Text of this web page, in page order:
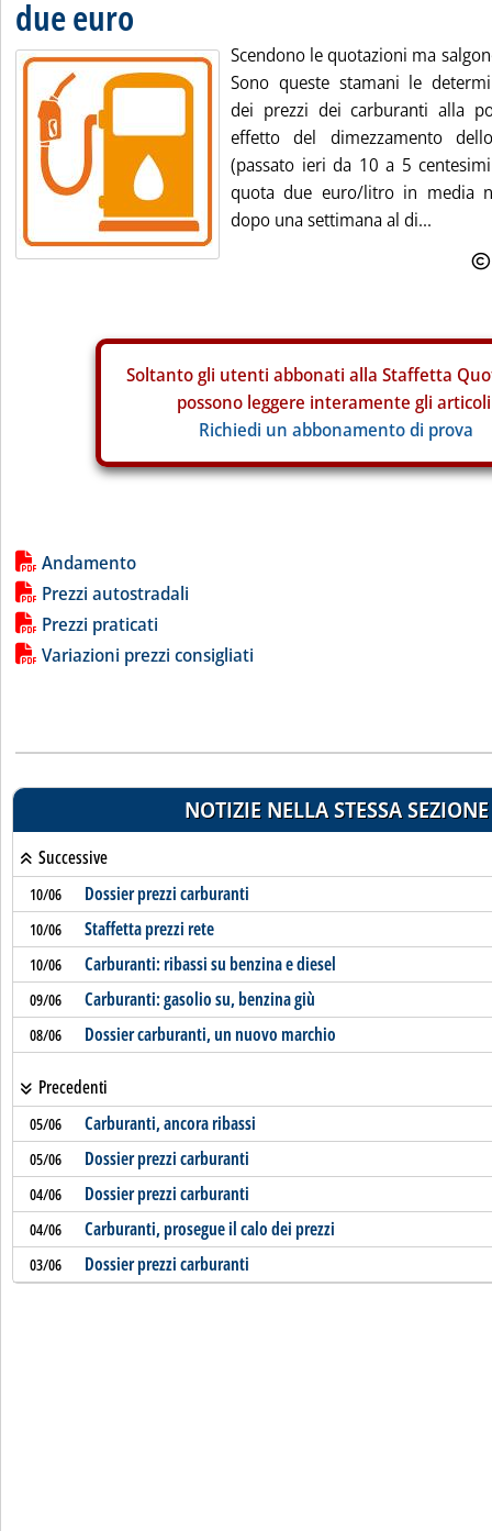
due euro
Scendono le quotazioni ma
Sono queste stamani le
dei prezzi dei carburanti alla
effetto del dimezzamento dello
(passato ieri da 10 a 5
quota due euro/litro in media
dopo una settimana al di...
Soltanto gli utenti abbonati alla Staffetta
possono leggere interamente gli
Richiedi un abbonamento di prova
Lista allegati PDF alla notizia
Andamento
Prezzi autostradali
Prezzi praticati
Variazioni prezzi consigliati
NOTIZIE NELLA STESSA SEZIONE
Successive
10/06 Dossier prezzi carburanti
10/06 Staffetta prezzi rete
10/06 Carburanti: ribassi su benzina e diesel
09/06 Carburanti: gasolio su, benzina giù
08/06 Dossier carburanti, un nuovo marchio
Precedenti
05/06 Carburanti, ancora ribassi
05/06 Dossier prezzi carburanti
04/06 Dossier prezzi carburanti
04/06 Carburanti, prosegue il calo dei prezzi
03/06 Dossier prezzi carburanti